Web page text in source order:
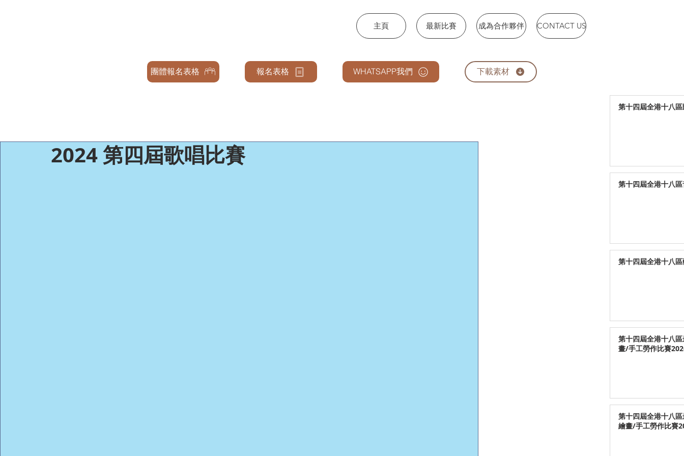
團體報名表格 報名表格 WHATSAPP我們 下載素材
2024 第四屆歌唱比賽
第十四屆全港十八
第十四屆全港十八
第十四屆全港十八
第十四屆全港十八
畫/手工勞作比賽
第十四屆全港十八
繪畫/手工勞作比賽
主頁 最新比賽 成為合作夥伴 CONTACT US